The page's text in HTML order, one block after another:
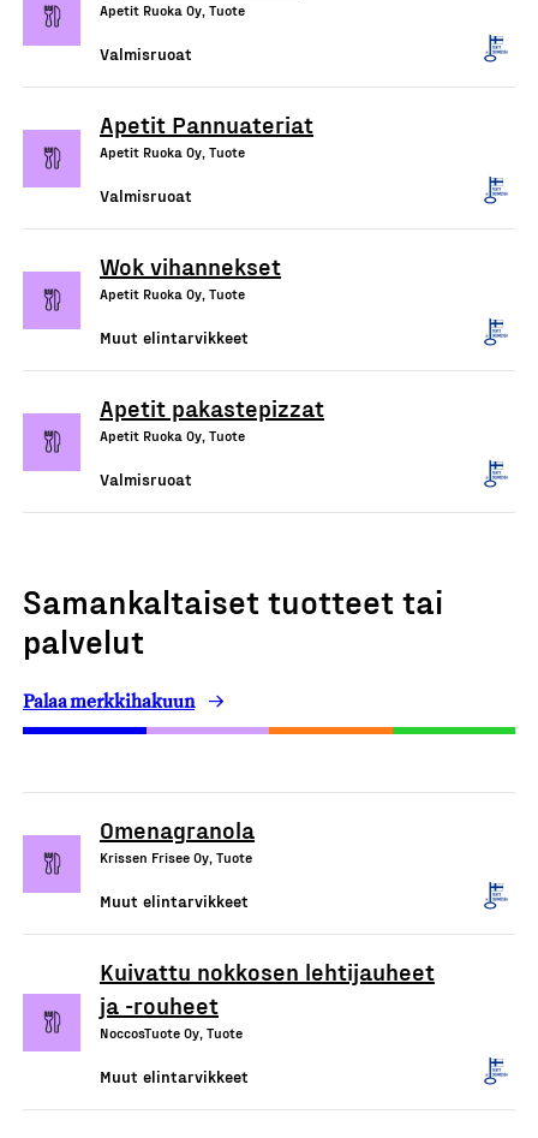
Apetit Ruoka Oy, Tuote
Valmisruoat
Apetit Pannuateriat
Apetit Ruoka Oy, Tuote
Valmisruoat
Wok vihannekset
Apetit Ruoka Oy, Tuote
Muut elintarvikkeet
Apetit pakastepizzat
Apetit Ruoka Oy, Tuote
Valmisruoat
Samankaltaiset tuotteet tai
palvelut
Palaa merkkihakuun
Omenagranola
Krissen Frisee Oy, Tuote
Muut elintarvikkeet
Kuivattu nokkosen lehtijauheet
ja -rouheet
NoccosTuote Oy, Tuote
Muut elintarvikkeet